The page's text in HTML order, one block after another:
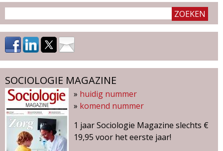
S
o
c
i
o
l
o
g
i
e
M
a
SOCIOLOGIE MAGAZINE
» huidig nummer
» komend nummer
1 jaar Sociologie Magazine slechts €
19,95 voor het eerste jaar!